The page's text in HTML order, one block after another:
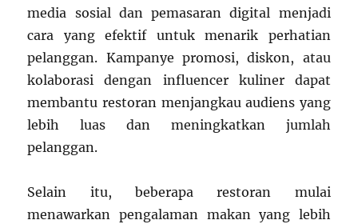
media sosial dan pemasaran digital menjadi
cara yang efektif untuk menarik perhatian
pelanggan. Kampanye promosi, diskon, atau
kolaborasi dengan influencer kuliner dapat
membantu restoran menjangkau audiens yang
lebih luas dan meningkatkan jumlah
pelanggan.
Selain itu, beberapa restoran mulai
menawarkan pengalaman makan yang lebih